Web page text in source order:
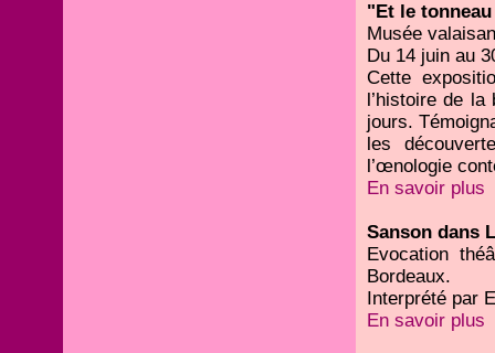
"Et le
Musée
Du 14 juin au
Cette
l’histoire de
jours.
les
l’œnologie
En savoir plus
Sanson dans
Evocation
Bordeaux.
Interprété par
En savoir plus